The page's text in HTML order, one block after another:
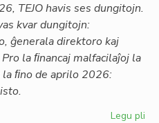
TEJO havis ses dungitojn.
kvar dungitojn:
ĝenerala direktoro kaj
la ﬁnancaj malfacilaĵoj la
ﬁno de aprilo 2026:
Legu pli